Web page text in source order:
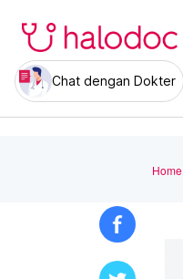
Chat dengan Dokter
Home